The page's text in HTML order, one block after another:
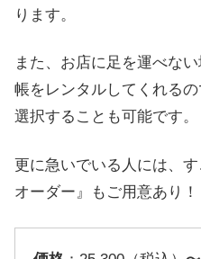
ります。
また、お店に足を運べな
帳をレンタルしてくれる
選択することも可能です。
更に急いでいる人には、
オーダー』もご用意あり！